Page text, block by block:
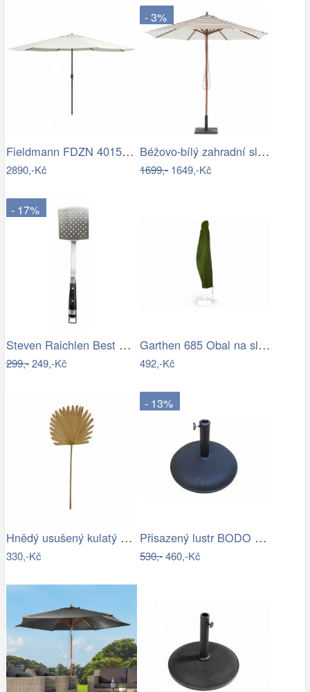
Fieldmann FDZN 4015 krémová
2890,-Kč
- 3%
Béžovo-bílý zahradní slunečník ⌀260 cm…
1699,-1649,-Kč
- 17%
Steven Raichlen Best of Barbecue…
299,-249,-Kč
Garthen 685 Obal na slunečník s…
492,-Kč
Hnědý usušený kulatý dekorativní list…
330,-Kč
- 13%
Přisazený lustr BODO 1xE27/60W/230V…
530,-460,-Kč